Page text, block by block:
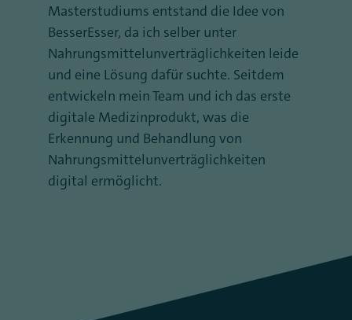
Masterstudiums entstand die Idee von
BesserEsser, da ich selber unter
Nahrungsmittelunverträglichkeiten leide
und eine Lösung dafür suchte. Seitdem
entwickeln mein Team und ich das erste
digitale Medizinprodukt, was die
Erkennung und Behandlung von
Nahrungsmittelunverträglichkeiten
digital ermöglicht.